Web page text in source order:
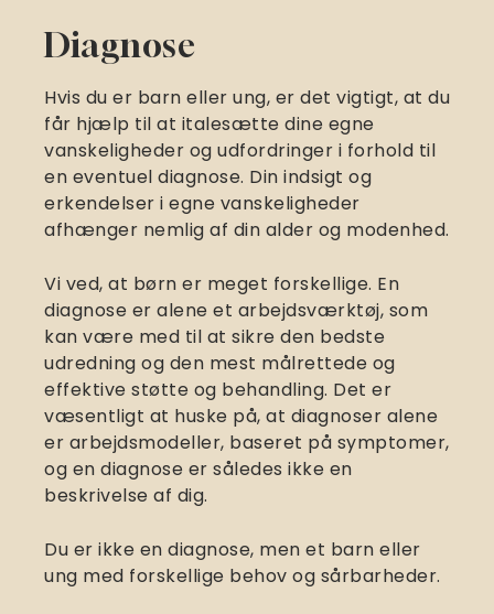
Diagnose
Hvis du er barn eller ung, er det vigtigt, at du
får hjælp til at italesætte dine egne
vanskeligheder og udfordringer i forhold til
en eventuel diagnose. Din indsigt og
erkendelser i egne vanskeligheder
afhænger nemlig af din alder og modenhed.
Vi ved, at børn er meget forskellige. En
diagnose er alene et arbejdsværktøj, som
kan være med til at sikre den bedste
udredning og den mest målrettede og
effektive støtte og behandling. Det er
væsentligt at huske på, at diagnoser alene
er arbejdsmodeller, baseret på symptomer,
og en diagnose er således ikke en
beskrivelse af dig.
Du er ikke en diagnose, men et barn eller
ung med forskellige behov og sårbarheder.